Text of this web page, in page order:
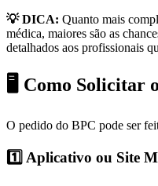
💡 DICA: Quanto mais
médica, maiores são as
detalhados aos profissionais
🖥️ Como Solicitar
O pedido do BPC pode ser
1️⃣ Aplicativo ou Site